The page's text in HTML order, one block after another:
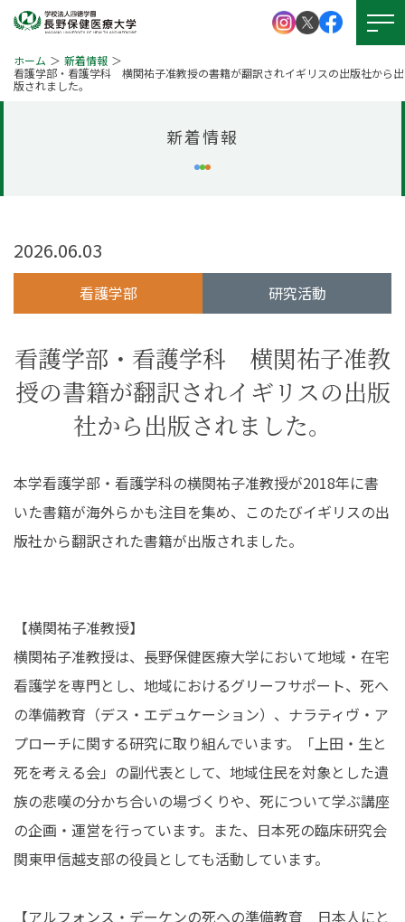
大学紹介
就職・資格
図書館
受験生サイト
本学の
学びの特徴
在学生の皆さんへ 卒業生の皆さんへ
保護者の皆さまへ 病院・施設の方へ
附属施設・関連施設 個人情報保護方針
ホーム
新着情報
看護学部・看護学科 横関祐子准教授の書籍が翻訳されイギリスの出版社から出
版されました。
新着情報
2026.06.03
看護学部 研究活動
看護学部・看護学科 横関祐子准教
授の書籍が翻訳されイギリスの出版
社から出版されました。
本学看護学部・看護学科の横関祐子准教授が2018年に書
いた書籍が海外らかも注目を集め、このたびイギリスの出
版社から翻訳された書籍が出版されました。
【横関祐子准教授】
横関祐子准教授は、長野保健医療大学において地域・在宅
看護学を専門とし、地域におけるグリーフサポート、死へ
の準備教育（デス・エデュケーション）、ナラティヴ・ア
プローチに関する研究に取り組んでいます。「上田・生と
死を考える会」の副代表として、地域住民を対象とした遺
族の悲嘆の分かち合いの場づくりや、死について学ぶ講座
の企画・運営を行っています。また、日本死の臨床研究会
関東甲信越支部の役員としても活動しています。
【アルフォンス・デーケンの死への準備教育 日本人にと